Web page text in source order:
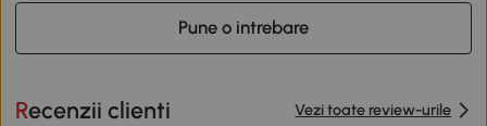
Pune o intrebare
Recenzii clienti Vezi toate review-urile